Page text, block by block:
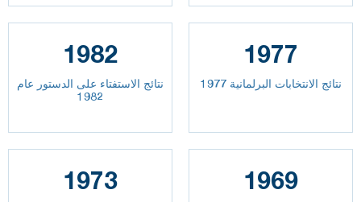
1982
نتائج الاستفتاء على الدستور عام
1982
1977
نتائج الانتخابات البرلمانية 1977
1973 1969